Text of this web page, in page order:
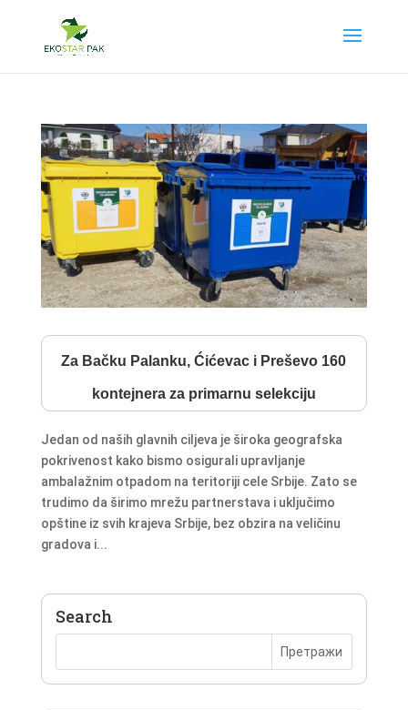
Za Bačku Palanku, Ćićevac i Preševo 160
kontejnera za primarnu selekciju
Jedan od naših glavnih ciljeva je široka geografska
pokrivenost kako bismo osigurali upravljanje
ambalažnim otpadom na teritoriji cele Srbije. Zato se
trudimo da širimo mrežu partnerstava i uključimo
opštine iz svih krajeva Srbije, bez obzira na veličinu
gradova i...
Search